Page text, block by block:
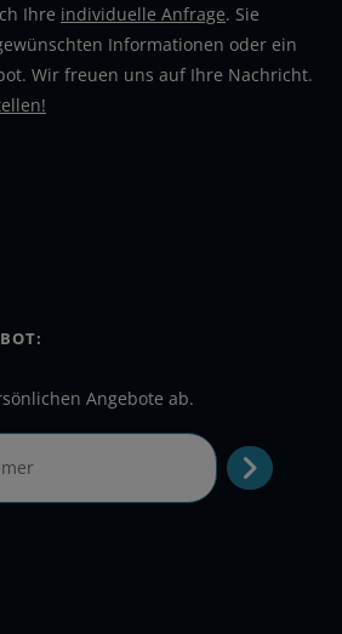
Ihre individuelle Anfrage. Sie
Informationen oder ein
Wir freuen uns auf Ihre Nachricht.
Angebote ab.